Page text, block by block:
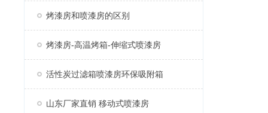
烤漆房和喷漆房的区别
烤漆房-高温烤箱-伸缩式喷漆房
活性炭过滤箱喷漆房环保吸附箱
山东厂家直销 移动式喷漆房